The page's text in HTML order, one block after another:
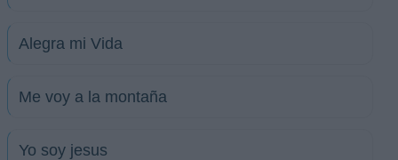
Alegra mi Vida
Me voy a la montaña
Yo soy jesus